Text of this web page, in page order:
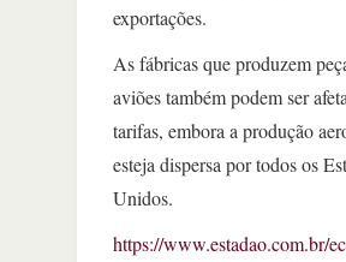
exportações.
As fábricas que produzem
aviões também podem ser
tarifas, embora a produção
esteja dispersa por todos os
Unidos.
https://www.estadao.com.br/